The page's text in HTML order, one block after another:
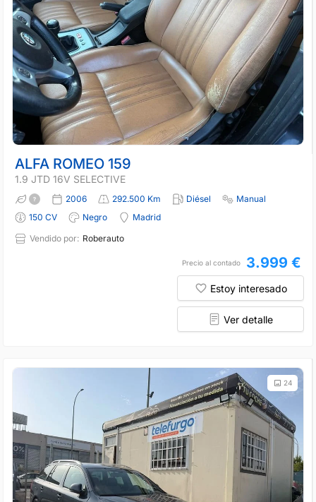
ALFA ROMEO 159
1.9 JTD 16V SELECTIVE
2006 292.500 Km Diésel
Manual
150 CV
Negro
Madrid
Vendido por: Roberauto
Precio al contado 3.999 €
Estoy interesado
Ver detalle
24